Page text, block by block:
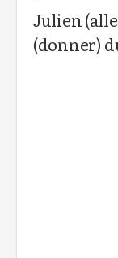
Julien
(donner)